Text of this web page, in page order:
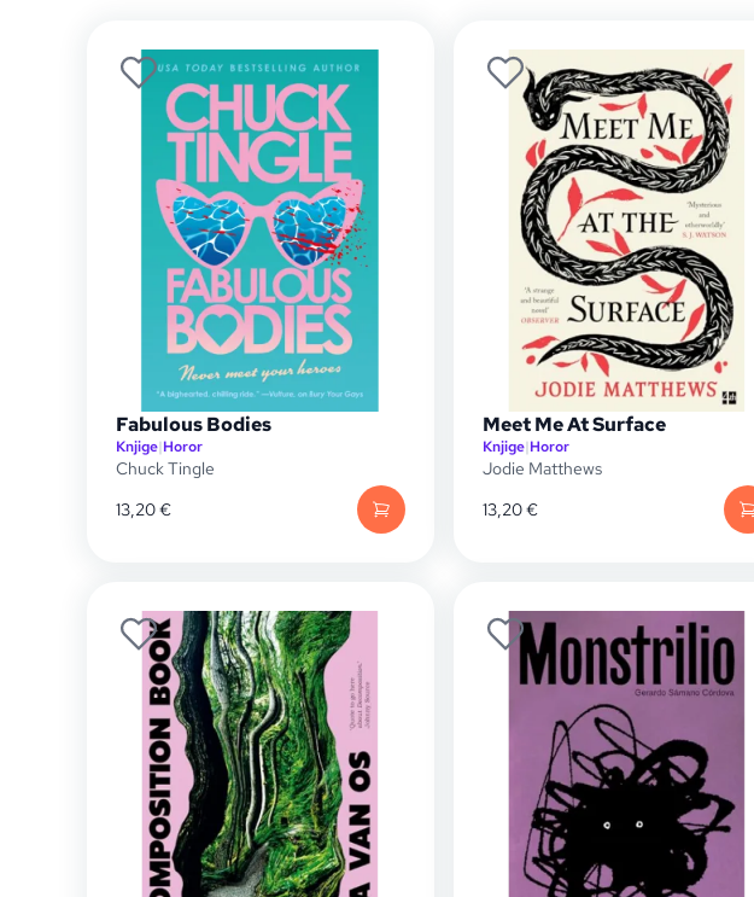
Fabulous Bodies
Knjige|Horor
Chuck Tingle
13,20€
Meet Me At Surface
Knjige|Horor
Jodie Matthews
13,20€